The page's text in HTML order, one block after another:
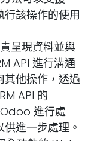
該操作的使用
呈現資料並與
API 進行溝通
其他操作，透過
API 的
進行處
進一步處理。